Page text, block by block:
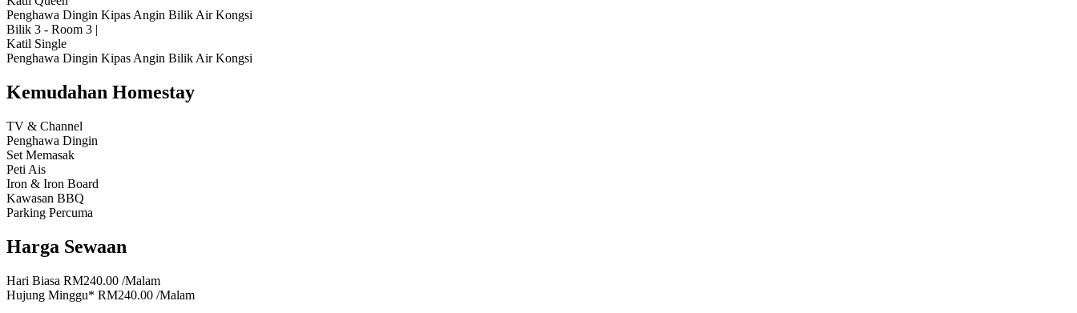
Penghawa Dingin Kipas Angin Bilik Air Kongsi
Bilik 3 - Room 3 |
Katil Single
Penghawa Dingin Kipas Angin Bilik Air Kongsi
Kemudahan Homestay
TV & Channel
Penghawa Dingin
Set Memasak
Peti Ais
Iron & Iron Board
Kawasan BBQ
Parking Percuma
Harga Sewaan
Hari Biasa RM240.00 /Malam
Hujung Minggu* RM240.00 /Malam